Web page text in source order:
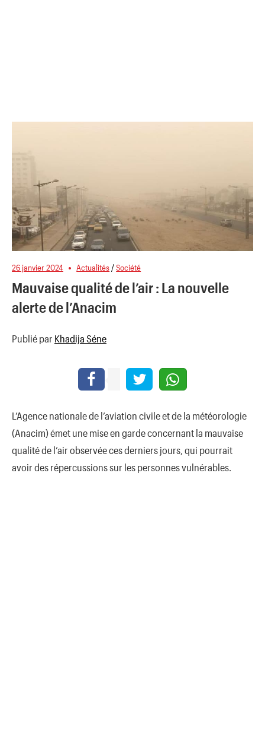
26 janvier 2024 Actualités /Société
Mauvaise qualité de l’air : La nouvelle
alerte de l’Anacim
Publié par Khadija Séne
L’Agence nationale de l’aviation civile et de la météorologie
(Anacim) émet une mise en garde concernant la mauvaise
qualité de l’air observée ces derniers jours, qui pourrait
avoir des répercussions sur les personnes vulnérables.